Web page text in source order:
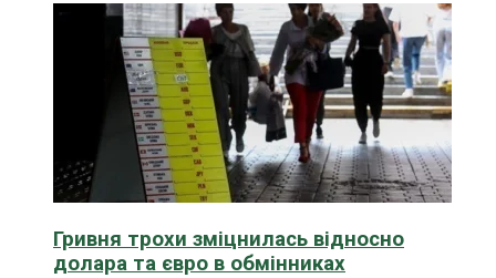
Гривня трохи зміцнилась відносно
долара та євро в обмінниках